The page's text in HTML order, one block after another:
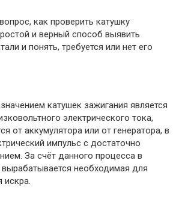
как проверить катушку
и верный способ выявить
и понять, требуется или нет его
катушек зажигания является
электрического тока,
от аккумулятора или от генератора, в
импульс с достаточно
За счёт данного процесса в
вырабатывается необходимая для
искра.